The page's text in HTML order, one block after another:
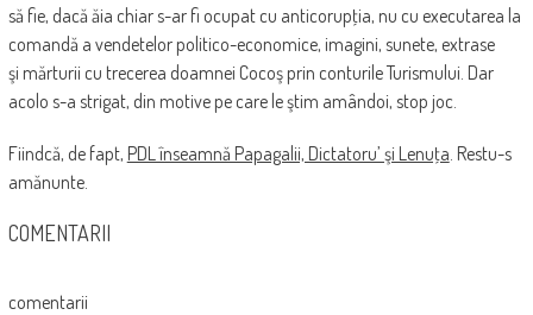
să fie, dacă ăia chiar s-ar fi ocupat cu anticorupţia, nu cu executarea la
comandă a vendetelor politico-economice, imagini, sunete, extrase
şi mărturii cu trecerea doamnei Cocoş prin conturile Turismului. Dar
acolo s-a strigat, din motive pe care le ştim amândoi, stop joc.
Fiindcă, de fapt, PDL înseamnă Papagalii, Dictatoru’ şi Lenuţa . Restu-s
amănunte.
COMENTARII
comentarii